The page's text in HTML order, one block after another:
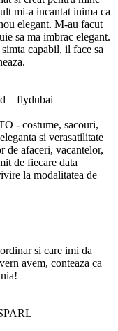
mi-a incantat inima ca
elegant. M-au facut
sa ma imbrac elegant.
capabil, il face sa
– flydubai
- costume, sacouri,
si verasatilitate
de afaceri, vacantelor,
de fiecare data
la modalitatea de
si care imi da
avem, conteaza ca